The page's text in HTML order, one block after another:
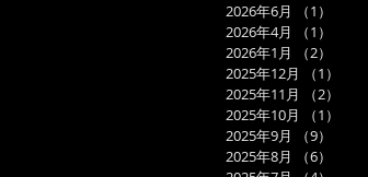
2026年6月 （1）
2026年4月
（1）
2026年1月
（2）
2025年12月
（1）
2025年11月
（2）
2025年10月
（1）
2025年9月
（9）
2025年8月
（6）